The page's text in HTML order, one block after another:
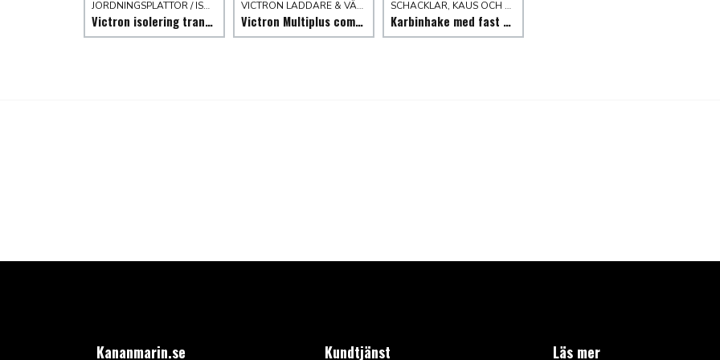
JORDNINGSPLATTOR / ISOLATORER
Victron isolering transformator
VICTRON LADDARE & VÄXELRIKTARE
Victron Multiplus compact växelriktare/laddare 12/24V
SCHACKLAR, KAUS OCH HAKAR
Karbinhake med fast öga
Kananmarin.se Kundtjänst Läs mer